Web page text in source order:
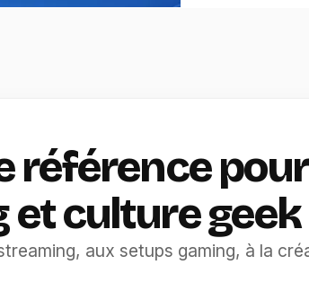
référence
et culture geek
aux setups gaming, à la